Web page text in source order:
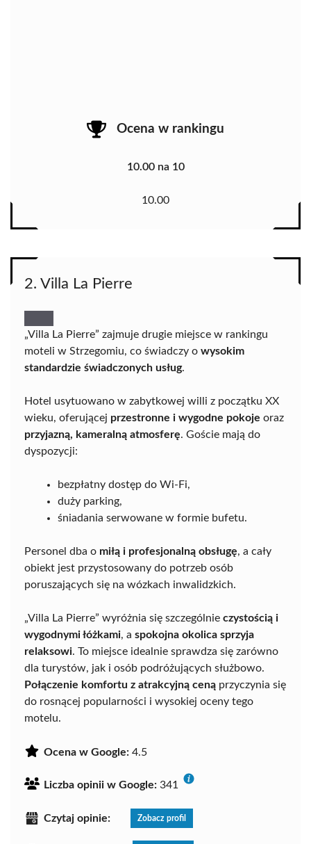
Ocena w rankingu
10.00 na 10
10.00
2. Villa La Pierre
„Villa La Pierre” zajmuje drugie miejsce w rankingu
moteli w Strzegomiu, co świadczy o wysokim
standardzie świadczonych usług.
Hotel usytuowano w zabytkowej willi z początku XX
wieku, oferującej przestronne i wygodne pokoje oraz
przyjazną, kameralną atmosferę. Goście mają do
dyspozycji:
bezpłatny dostęp do Wi-Fi,
duży parking,
śniadania serwowane w formie bufetu.
Personel dba o miłą i profesjonalną obsługę, a cały
obiekt jest przystosowany do potrzeb osób
poruszających się na wózkach inwalidzkich.
„Villa La Pierre” wyróżnia się szczególnie czystością i
wygodnymi łóżkami, a spokojna okolica sprzyja
relaksowi. To miejsce idealnie sprawdza się zarówno
dla turystów, jak i osób podróżujących służbowo.
Połączenie komfortu z atrakcyjną ceną przyczynia się
do rosnącej popularności i wysokiej oceny tego
motelu.
Ocena w Google: 4.5
Liczba opinii w Google: 341
Czytaj opinie: Zobacz profil